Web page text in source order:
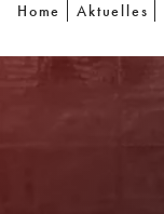
Home Aktuelles